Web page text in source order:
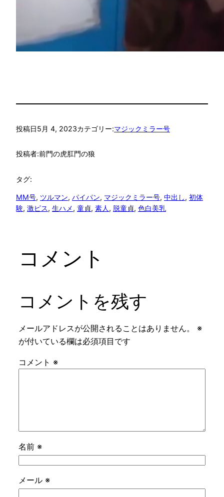
投稿日5月 4, 2023カテゴリー:マジックミラー号
投稿者:前門の虎肛門の狼
タグ:
MM号, ツルマン, パイパン, マジックミラー号, 中出し, 初体
験, 激ピス, 生ハメ, 童貞, 素人 , 脱童貞, 色白美乳
コメント
コメントを残す
メールアドレスが公開されることはありません。
※
が付いている欄は必須項目です
コメント ※
名前 ※
メール ※